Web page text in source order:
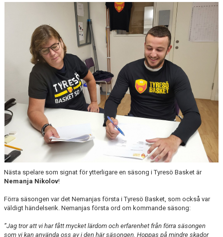
Nästa spelare som signat för ytterligare en säsong i Tyresö Basket är
Nemanja Nikolov!
Förra säsongen var det Nemanjas första i Tyresö Basket, som också var
väldigt händelserik. Nemanjas första ord om kommande säsong:
”Jag tror att vi har fått mycket lärdom och erfarenhet från förra säsongen
som vi kan använda oss av i den här säsongen. Hoppas på mindre skador